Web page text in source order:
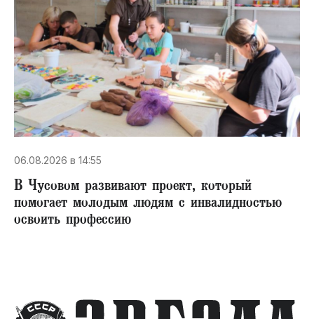
06.08.2026 в 14:55
В Чусовом развивают проект, который
помогает молодым людям с инвалидностью
освоить профессию